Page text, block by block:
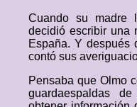
Cuando su madre
decidió escribir una
España. Y después
contó sus
Pensaba que Olmo
guardaespaldas